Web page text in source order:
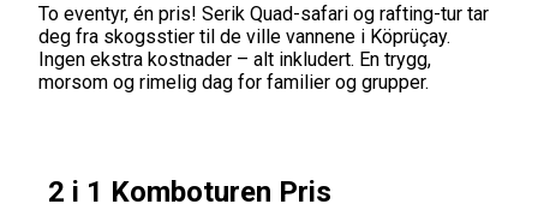
To eventyr, én pris! Serik Quad-safari og rafting-tur tar
deg fra skogsstier til de ville vannene i Köprüçay.
Ingen ekstra kostnader – alt inkludert. En trygg,
morsom og rimelig dag for familier og grupper.
2 i 1 Komboturen Pris